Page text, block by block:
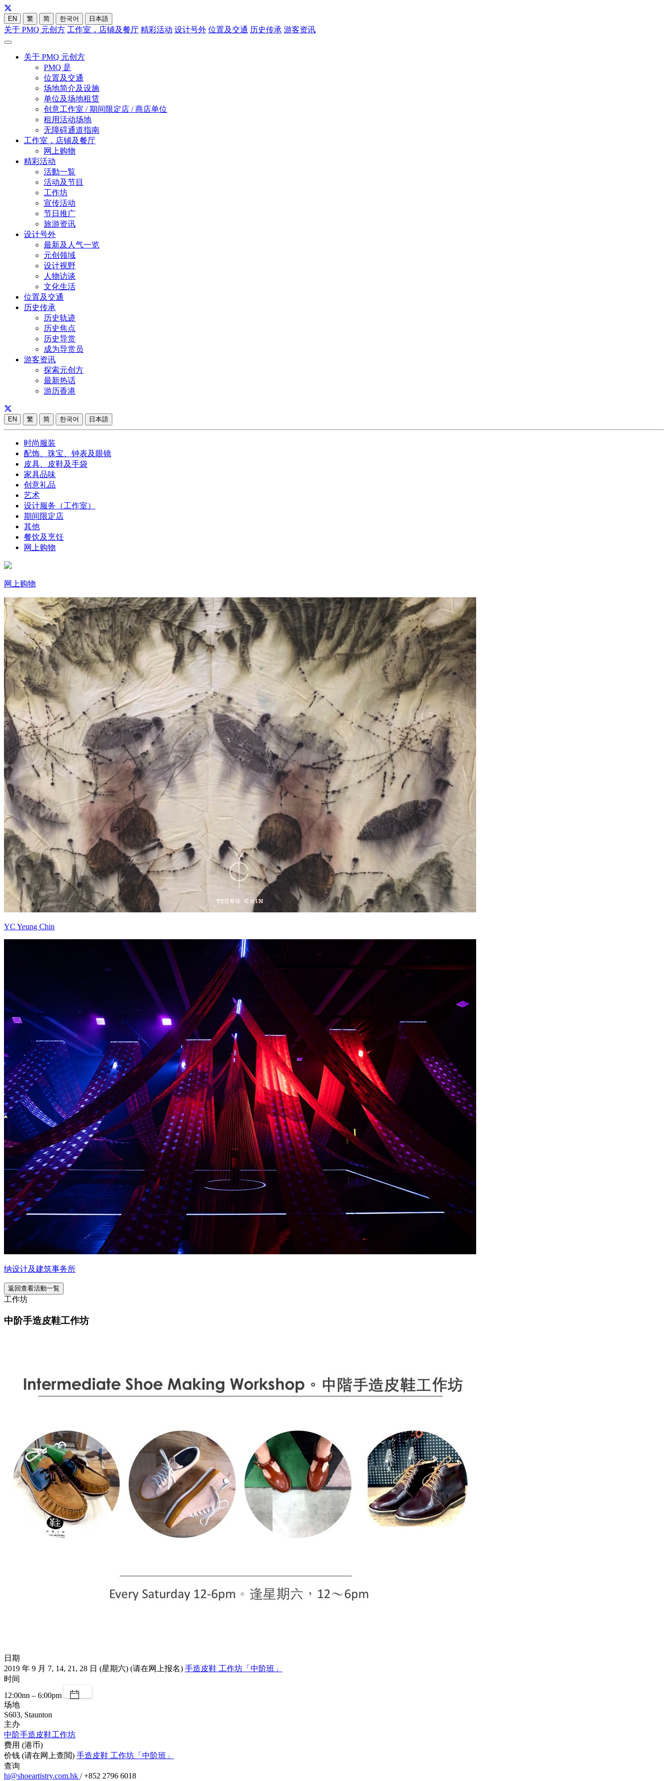
EN 繁 简 한국어 日本語
关于 PMQ 元创方 工作室，店铺及餐厅 精彩活动 设计号外 位置及交通 历史传承 游客资讯
关于 PMQ 元创方
PMQ 是
位置及交通
场地简介及设施
单位及场地租赁
创意工作室 / 期间限定店 / 商店单位
租用活动场地
无障碍通道指南
工作室，店铺及餐厅
网上购物
精彩活动
活動一覧
活动及节目
工作坊
宣传活动
节日推广
旅游资讯
设计号外
最新及人气一览
元创领域
设计视野
人物访谈
文化生活
位置及交通
历史传承
历史轨迹
历史焦点
历史导赏
成为导赏员
游客资讯
探索元创方
最新热话
游历香港
EN 繁 简 한국어 日本語
时尚服装
配饰、珠宝、钟表及眼镜
皮具、皮鞋及手袋
家具品味
创意礼品
艺术
设计服务（工作室）
期间限定店
其他
餐饮及烹饪
网上购物
网上购物
YC Yeung Chin
纳设计及建筑事务所
返回查看活動一覧
工作坊
中阶手造皮鞋工作坊
日期
2019 年 9 月 7, 14, 21, 28 日 (星期六) (请在网上报名) 手造皮鞋 工作坊「中阶班」
时间
12:00nn – 6:00pm
场地
S603, Staunton
主办
中阶手造皮鞋工作坊
费用 (港币)
价钱 (请在网上查閲) 手造皮鞋 工作坊「中阶班」
查询
hi@shoeartistry.com.hk / +852 2796 6018